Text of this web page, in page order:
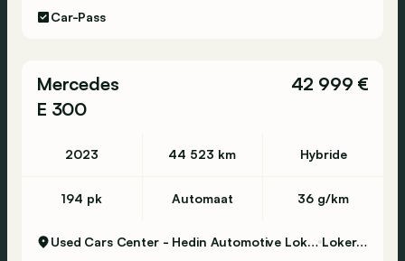
Car-Pass
Mercedes
E 300
42 999 €
2023 44 523 km Hybride
194 pk Automaat 36 g/km
Used Cars Center - Hedin Automotive Lokeren Lokeren